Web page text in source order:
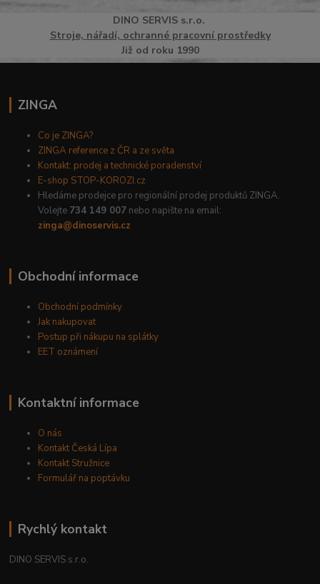
DINO SERVISs.r.o.
Stroje, nářadí, ochranné pracovní prostředky
Již od roku 1990
ZINGA
Co je ZINGA?
ZINGA reference z ČR a ze světa
Kontakt: prodej a technické poradenství
E-shop STOP-KOROZI.cz
Hledáme prodejce pro regionální prodej produktů ZINGA.
Volejte 734 149 007 nebo napište na email:
zinga@dinoservis.cz
Obchodní informace
Obchodní podmínky
Jak nakupovat
Postup při nákupu na splátky
EET oznámení
Kontaktní informace
O nás
Kontakt Česká Lípa
Kontakt Stružnice
Formulář na poptávku
Rychlý kontakt
DINO SERVIS s.r.o.